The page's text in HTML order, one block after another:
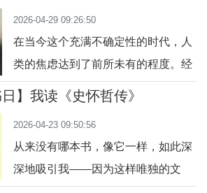
仪服饰、空间文化、圣像艺术四个维
度，将中国传统美学、民俗文化、人
文精神融入天主教信仰实践，向世界
讲述鲜活的中国宗教故事，走出了一
四维实践落地，
2026-04-29 09:26:50
在当今这个充满不确定性的时代，人
类的焦虑达到了前所未有的程度。经
济动荡、地缘政治冲突、环境危机、
力像无形的重担压在人们心头。根据
世界卫生组织（WHO）2025年9月发
布的最新数据，全球有10多亿人患有
日】我读《史怀哲传》
2026-04-23 09:50:56
从来没有哪本书，像它一样，如此深
深地吸引我——因为这样唯独的文